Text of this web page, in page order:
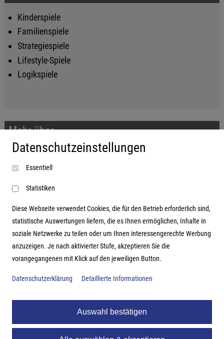
Kinderspiele
Familienspiele
Strategiespiele
Lifestyle-Spiele
Logikspiele
Mehr über...
Impressum
AGB
Datenschutzerklärung
Adresse
Hutter Trade GmbH + Co KG
Bgm.-Landmann-Platz 1-5
Datenschutzeinstellungen
Essentiell
Statistiken
Diese Webseite verwendet Cookies, die für den Betrieb erforderlich sind,
statistische Auswertungen liefern, die es Ihnen ermöglichen, Inhalte in
soziale Netzwerke zu teilen oder um Ihnen interessengerechte Werbung
anzuzeigen. Je nach aktivierter Stufe, akzeptieren Sie die
vorangegangenen mit Klick auf den jeweiligen Button.
Datenschutzerklärung Detaillierte Informationen
Auswahl bestätigen